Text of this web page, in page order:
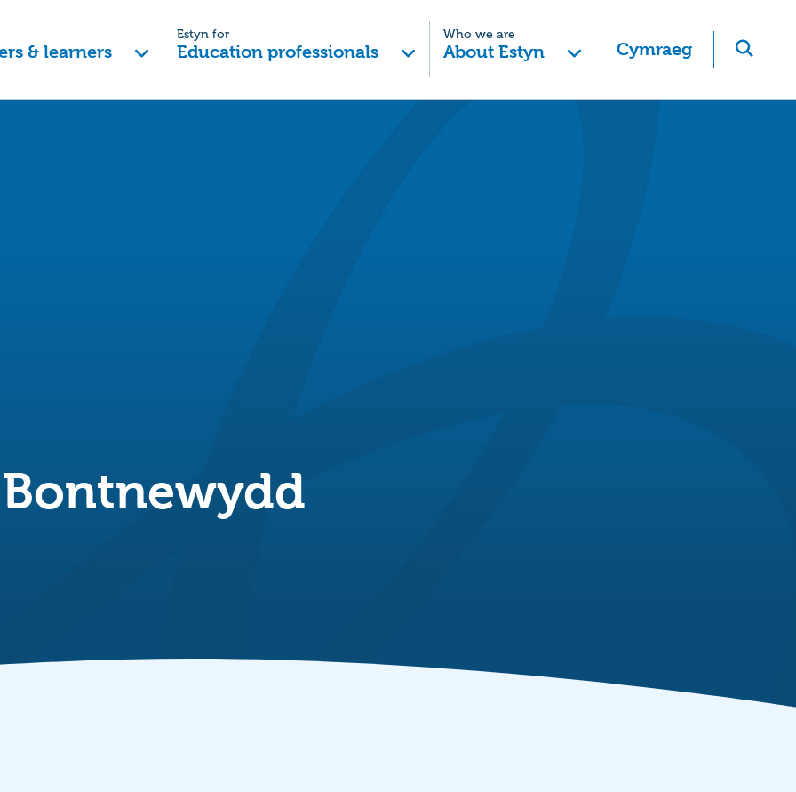
& learners
Estyn for
Education professionals
Who we are
About Estyn Cymraeg